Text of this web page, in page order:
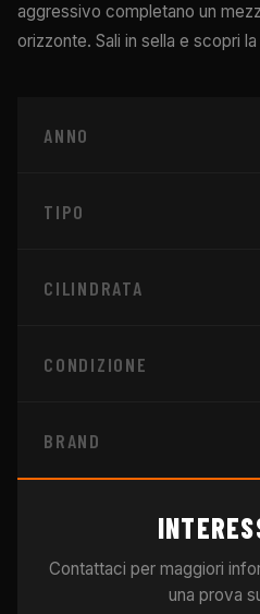
aggressivo completano un
orizzonte. Sali in sella e scopri
ANNO
TIPO
CILINDRATA
CONDIZIONE
BRAND
Contattaci per maggiori
una prova